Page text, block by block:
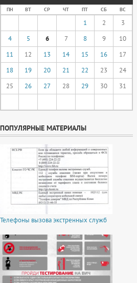
ПН ВТ СР ЧТ ПТ СБ ВС
1 2
3
4
5 6 7 8 9
10
11
12 13 14 15 16
17
18
19 20 21 22 23
24
25
26 27 28 29 30 31
ПОПУЛЯРНЫЕ МАТЕРИАЛЫ
Телефоны вызова экстренных служб